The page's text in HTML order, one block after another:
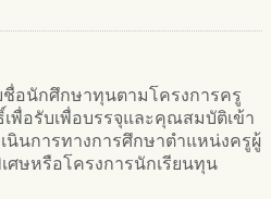
ชื่อนักศึกษาทุนตามโครงการครู
พื่อรับเพื่อบรรจุและคุณสมบัติเข้า
นินการทางการศึกษาตำแหน่งครูผู้
ษหรือโครงการนักเรียนทุน